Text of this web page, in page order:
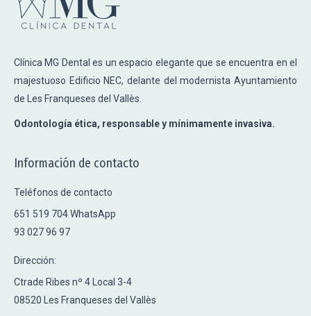
Clínica MG Dental es un espacio elegante que se encuentra en el
majestuoso Edificio NEC, delante del modernista Ayuntamiento
de Les Franqueses del Vallès.
Odontología ética, responsable y mínimamente invasiva.
Información de contacto
Teléfonos de contacto
651 519 704 WhatsApp
93 027 96 97
Dirección:
Ctrade Ribes nº 4 Local 3-4
08520 Les Franqueses del Vallès